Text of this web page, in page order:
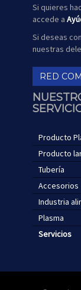
teléfono
Si quieres
accede a
Si deseas
nuestras
RED
Producto
Producto
Tubería
Accesorios
Industria
Plasma
Servicios